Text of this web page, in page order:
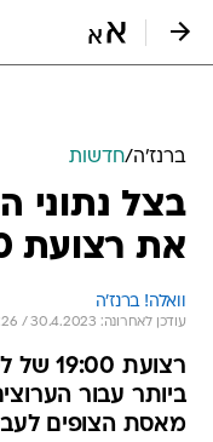
ברנז'ה/חדשות
בצל נתוני
את רצועת 19:00 של ערוץ 14
וואלה! ברנז'ה
עודכן לאחרונה: 30.4.2023 / 13:26
רצועת
ביותר עבור
מאסת הצופים